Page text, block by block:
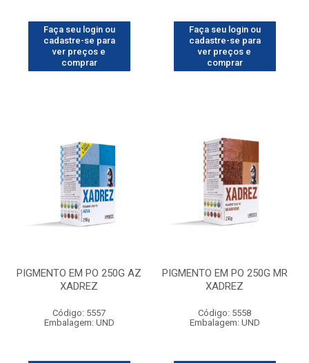
Faça seu login ou
cadastre-se para
ver preços e
comprar
Faça seu login ou
cadastre-se para
ver preços e
comprar
PIGMENTO EM PO 250G AZ
XADREZ
Código: 5557
Embalagem: UND
PIGMENTO EM PO 250G MR
XADREZ
Código: 5558
Embalagem: UND